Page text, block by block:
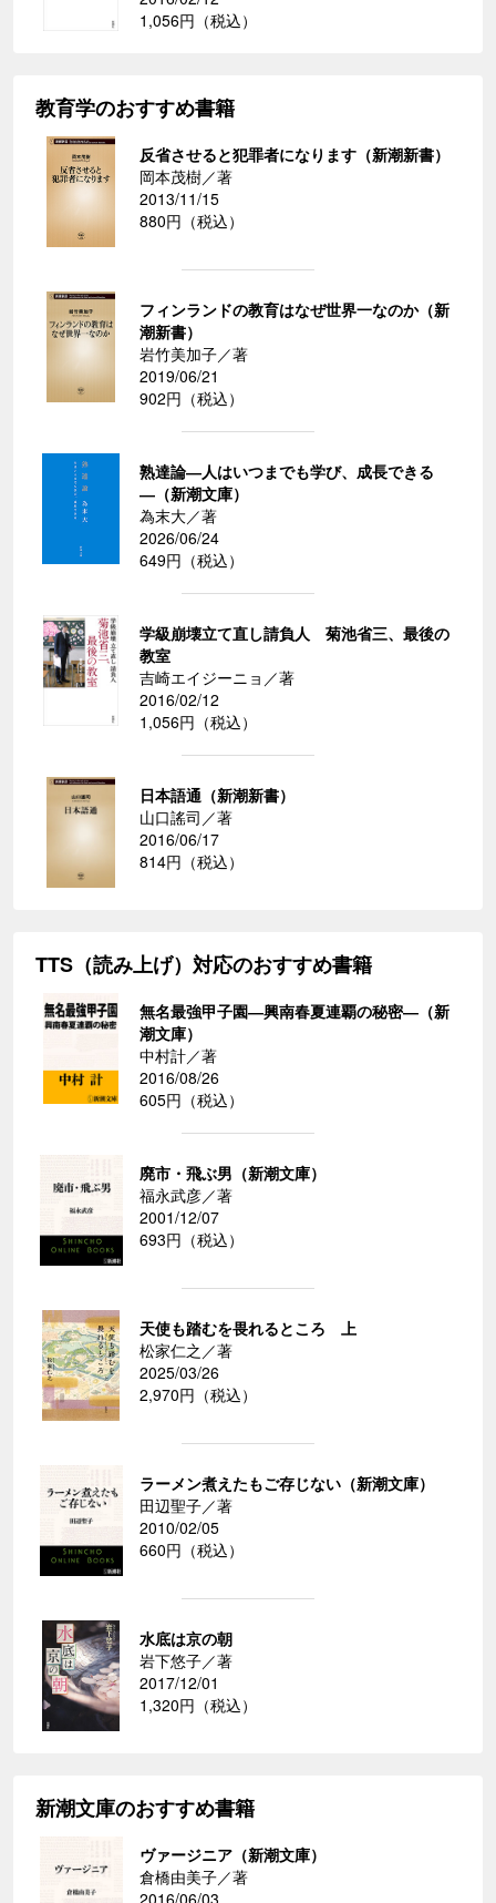
1,056円（税込）
教育学のおすすめ書籍
反省させると犯罪者になります（新潮新書）
岡本茂樹／著
2013/11/15
880円（税込）
フィンランドの教育はなぜ世界一なのか（新
潮新書）
岩竹美加子／著
2019/06/21
902円（税込）
熟達論―人はいつまでも学び、成長できる
―（新潮文庫）
為末大／著
2026/06/24
649円（税込）
学級崩壊立て直し請負人 菊池省三、最後の
教室
吉崎エイジーニョ／著
2016/02/12
1,056円（税込）
日本語通（新潮新書）
山口謠司／著
2016/06/17
814円（税込）
TTS（読み上げ）対応のおすすめ書籍
無名最強甲子園―興南春夏連覇の秘密―（新
潮文庫）
中村計／著
2016/08/26
605円（税込）
廃市・飛ぶ男（新潮文庫）
福永武彦／著
2001/12/07
693円（税込）
天使も踏むを畏れるところ 上
松家仁之／著
2025/03/26
2,970円（税込）
ラーメン煮えたもご存じない（新潮文庫）
田辺聖子／著
2010/02/05
660円（税込）
水底は京の朝
岩下悠子／著
2017/12/01
1,320円（税込）
新潮文庫のおすすめ書籍
ヴァージニア（新潮文庫）
倉橋由美子／著